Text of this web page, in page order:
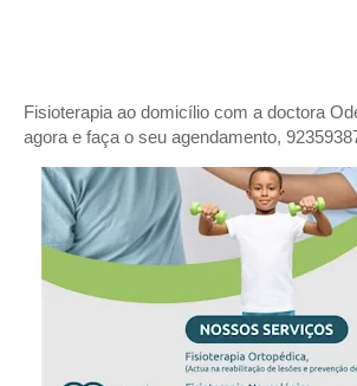
Fisioterapia ao domicílio com a doctora
agora e faça o seu agendamento,